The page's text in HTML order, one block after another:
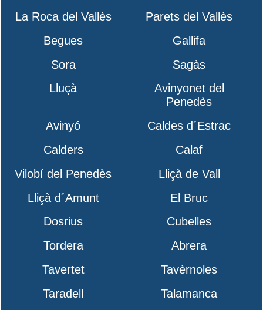
La Roca del Vallès
Parets del Vallès
Begues
Gallifa
Sora
Sagàs
Lluçà
Avinyonet del
Penedès
Avinyó
Caldes d´Estrac
Calders
Calaf
Vilobí del Penedès
Lliçà de Vall
Lliçà d´Amunt
El Bruc
Dosrius
Cubelles
Tordera
Abrera
Tavertet
Tavèrnoles
Taradell
Talamanca